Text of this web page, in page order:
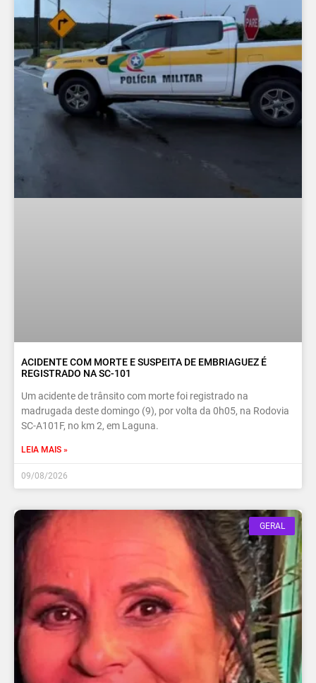
ACIDENTE COM MORTE E SUSPEITA DE EMBRIAGUEZ É
REGISTRADO NA SC-101
Um acidente de trânsito com morte foi registrado na
madrugada deste domingo (9), por volta da 0h05, na Rodovia
SC-A101F, no km 2, em Laguna.
LEIA MAIS »
09/08/2026
GERAL